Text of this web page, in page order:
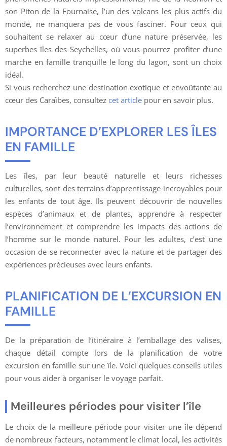
son Piton de la Fournaise, l’un des volcans les plus actifs du
monde, ne manquera pas de vous fasciner. Pour ceux qui
souhaitent se relaxer au cœur d’une nature préservée, les
superbes îles des Seychelles, où vous pourrez profiter d’une
marche en famille tranquille le long du lagon, sont un choix
idéal.
Si vous recherchez une destination exotique et envoûtante au
cœur des Caraïbes, consultez cet article pour en savoir plus.
IMPORTANCE D’EXPLORER LES ÎLES
EN FAMILLE
Les îles, par leur beauté naturelle et leurs richesses
culturelles, sont des terrains d’apprentissage incroyables pour
les enfants de tout âge. Ils peuvent découvrir de nouvelles
espèces d’animaux et de plantes, apprendre à respecter
l’environnement et comprendre les impacts des actions de
l’homme sur le monde naturel. Pour les adultes, c’est une
occasion de se reconnecter avec la nature et de partager des
expériences précieuses avec leurs enfants.
PLANIFICATION DE L’EXCURSION EN
FAMILLE
De la préparation de l’itinéraire à l’emballage des valises,
chaque détail compte lors de la planification de votre
excursion en famille sur une île. Voici quelques conseils utiles
pour vous aider à organiser le voyage parfait.
Meilleures périodes pour visiter l’île
Le choix de la meilleure période pour visiter une île dépend
de nombreux facteurs, notamment le climat local, les activités